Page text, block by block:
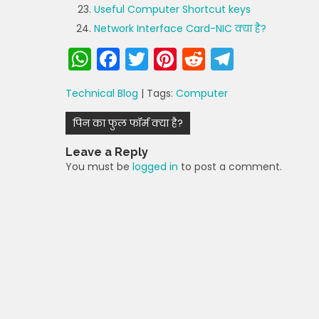
Useful Computer Shortcut keys
Network Interface Card-NIC क्या है?
W
h
a
ts
A
p
F
a
c
e
b
o
T
w
itt
er
Pi
nt
er
e
R
e
d
m
Technical Blog | Tags: Computer
Post
navigation
पिन का फुल फॉर्म क्या है?
Leave a Reply
You must be logged in to post a comment.